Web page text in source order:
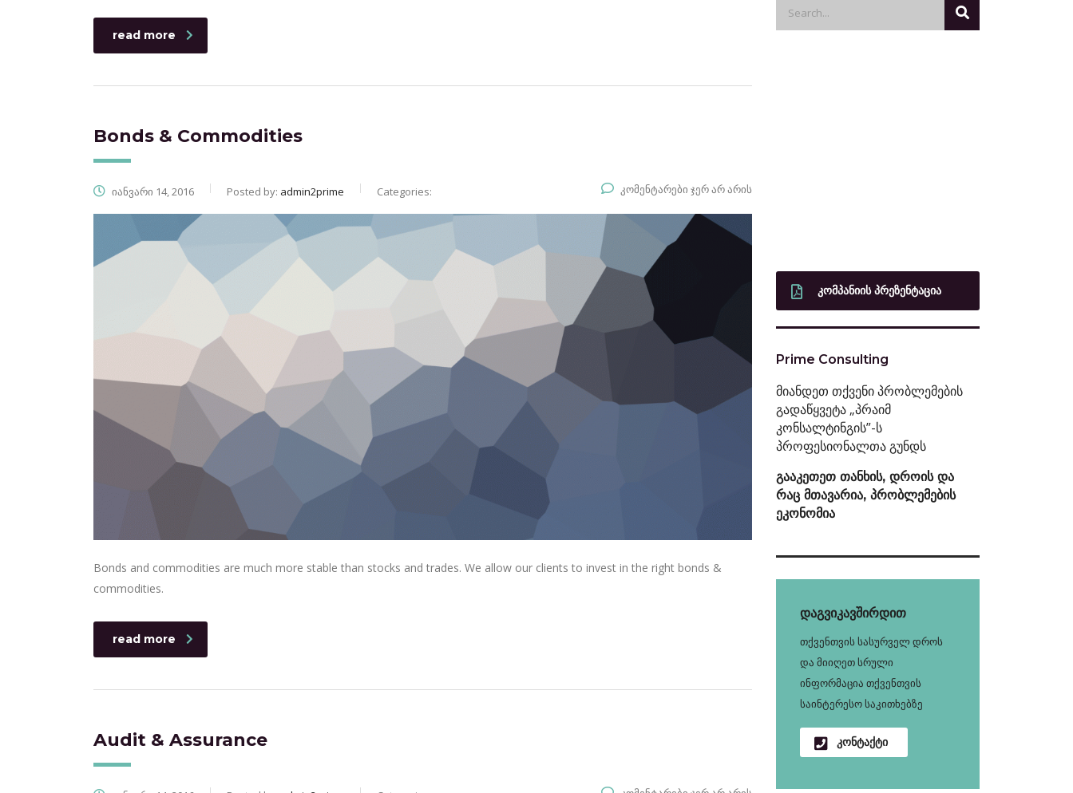
read more
Bonds & Commodities
იანვარი 14, 2016 Posted by: admin2prime Categories: კომენტარები ჯერ არ არის
Bonds and commodities are much more stable than stocks and trades. We allow our clients to invest in the right bonds &
commodities.
read more
Audit & Assurance
ᲙᲝᲛᲞᲐᲜᲘᲘᲡ ᲞᲠᲔᲖᲔᲜᲢᲐᲪᲘᲐ
Prime Consulting
მიანდეთ თქვენი პრობლემების
გადაწყვეტა „პრაიმ
კონსალტინგის”-ს
პროფესიონალთა გუნდს
გააკეთეთ თანხის, დროის და
რაც მთავარია, პრობლემების
ეკონომია
დაგვიკავშირდით
თქვენთვის სასურველ დროს
და მიიღეთ სრული
ინფორმაცია თქვენთვის
საინტერესო საკითხებზე
კონტაქტი